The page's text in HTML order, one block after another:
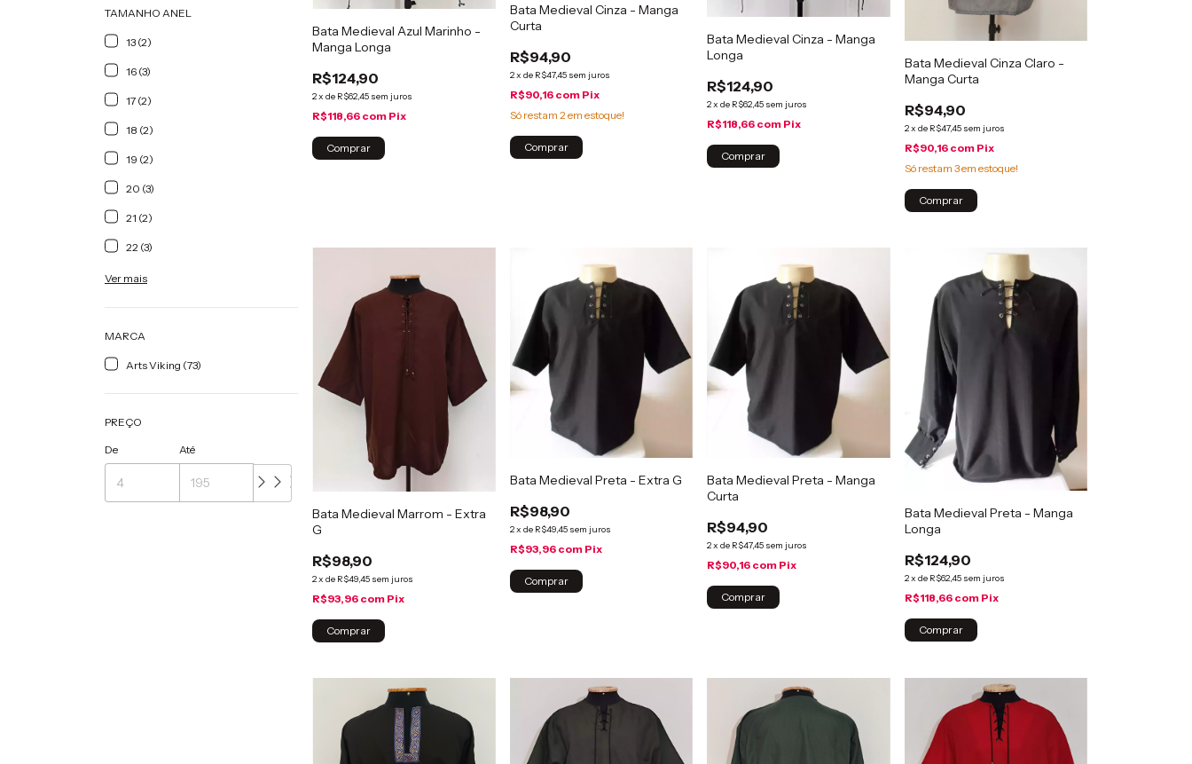
TAMANHO ANEL
13 (2)
16 (3)
17 (2)
18 (2)
19 (2)
20 (3)
21 (2)
22 (3)
Ver mais
MARCA
Arts Viking (73)
PREÇO
De Até
Bata Medieval Azul Marinho -
Manga Longa
R$124,90
2xde R$62,45 sem juros
R$118,66 com Pix
Bata Medieval Cinza - Manga
Curta
R$94,90
2x de R$47,45 sem juros
R$90,16 com Pix
Só restam 2 em estoque!
Bata Medieval Cinza - Manga
Longa
R$124,90
2xde R$62,45 sem juros
R$118,66 com Pix
Bata Medieval Cinza Claro -
Manga Curta
R$94,90
2x de R$47,45 sem juros
R$90,16 com Pix
Só restam 3em estoque!
Bata Medieval Marrom - Extra
G
R$98,90
2xde R$49,45 sem juros
R$93,96 com Pix
Bata Medieval Preta - Extra G
R$98,90
2x de R$49,45 sem juros
R$93,96 com Pix
Bata Medieval Preta - Manga
Curta
R$94,90
2xde R$47,45 sem juros
R$90,16 com Pix
Bata Medieval Preta - Manga
Longa
R$124,90
2x de R$62,45 sem juros
R$118,66 com Pix